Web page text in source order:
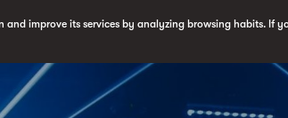
improve its services by analyzing browsing habits. If